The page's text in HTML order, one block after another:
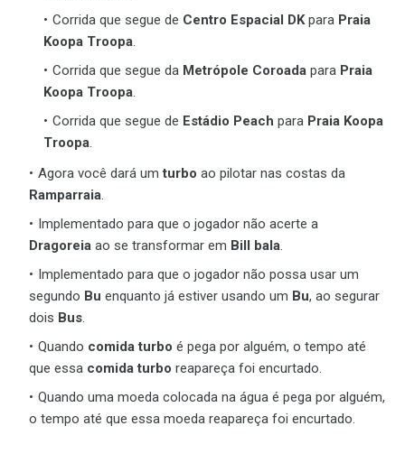
Corrida que segue de Centro Espacial DKpara Praia
Koopa Troopa.
Corrida que segue da Metrópole Coroada para Praia
Koopa Troopa.
Corrida que segue de Estádio Peach para Praia Koopa
Troopa.
Agora você dará umturbo ao pilotar nas costas da
Ramparraia.
Implementado para que o jogador não acerte a
Dragoreia ao se transformar em Bill bala.
Implementado para que o jogador não possa usar um
segundo Bu enquanto já estiver usando um Bu, ao segurar
dois Bus.
Quando comida turbo é pega por alguém, o tempo até
que essa comida turbo reapareça foi encurtado.
Quando uma moeda colocada na água é pega por alguém,
o tempo até que essa moeda reapareça foi encurtado.